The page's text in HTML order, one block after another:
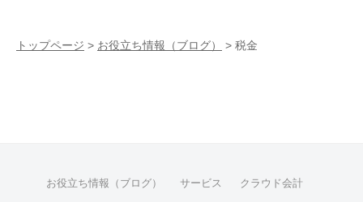
トップページ > お役立ち情報（ブログ） > 税金
お役立ち情報（ブログ） サービス クラウド会計